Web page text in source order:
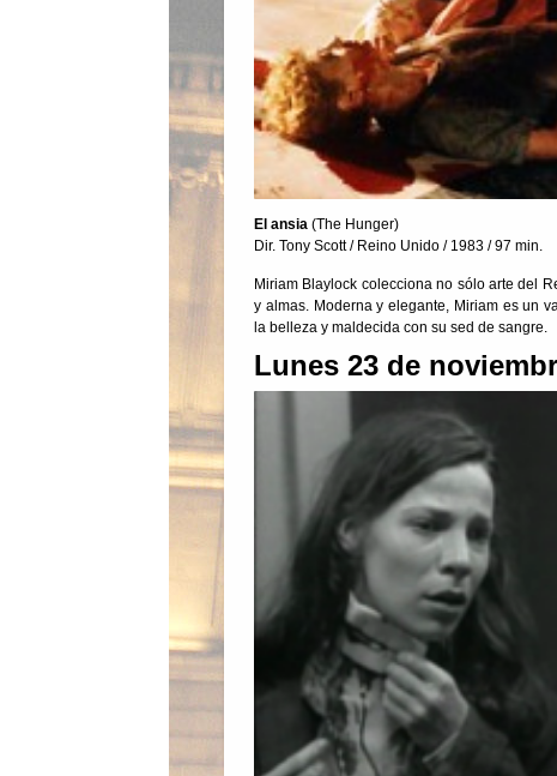
El ansia (The Hunger)
Dir. Tony Scott / Reino Unido / 1983 / 97 min.
Miriam Blaylock colecciona no sólo arte del
y almas. Moderna y elegante, Miriam es un
la belleza y maldecida con su sed de sangre.
Lunes 23 de